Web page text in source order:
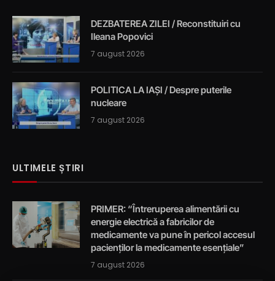
DEZBATEREA ZILEI / Reconstituiri cu
Ileana Popovici
7 august 2026
POLITICA LA IAȘI / Despre puterile
nucleare
7 august 2026
ULTIMELE ȘTIRI
PRIMER: “Întreruperea alimentării cu
energie electrică a fabricilor de
medicamente va pune în pericol accesul
pacienților la medicamente esențiale”
7 august 2026